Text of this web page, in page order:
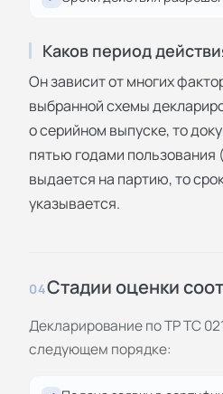
Каков период
Он зависит от многих
выбранной схемы
о серийном выпуске, то
пятью годами
выдается на партию, то
указывается.
04Стадии оценки
Декларирование по ТР ТС
следующем порядке: